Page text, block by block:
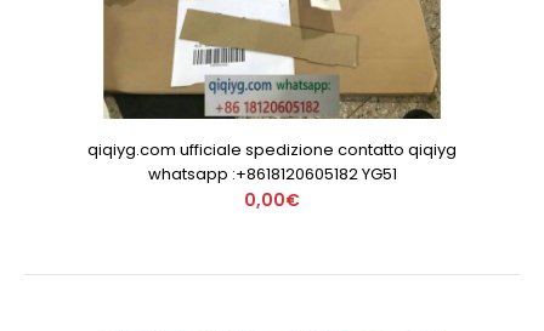
qiqiyg.com ufficiale spedizione contatto qiqiyg
whatsapp :+8618120605182 YG51
0,00€